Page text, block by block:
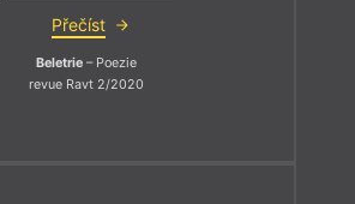
Přečíst
Beletrie – Poezie
revue Ravt 2/2020